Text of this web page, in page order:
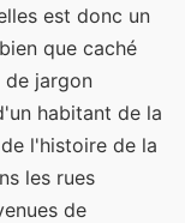
est donc un
que caché
de jargon
habitant de la
l'histoire de la
les rues
de